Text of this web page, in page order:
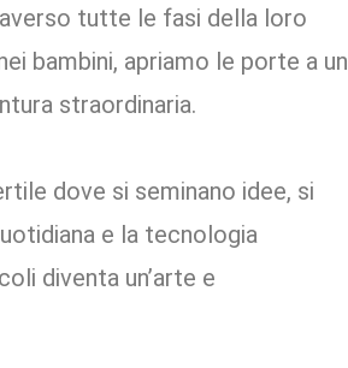
tutte le fasi della loro
bambini, apriamo le porte a un
straordinaria.
dove si seminano idee, si
e la tecnologia
diventa un’arte e